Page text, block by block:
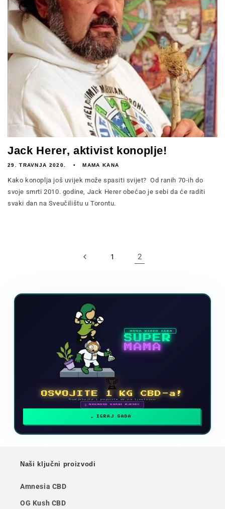
Jack Herer, aktivist konoplje!
29. TRAVNJA 2020. MAMA KANA
Kako konoplja još uvijek može spasiti svijet? Od ranih 70-ih do
svoje smrti 2010. godine, Jack Herer obećao je sebi da će raditi
svaki dan na Sveučilištu u Torontu.
1 2
NOVA VIDEO IGRA
SUPER
MAMA
🏆
OSVOJITE 1 KG CBD-a!
Sudjelujte i popnite se na ljestvicu
🗓 NAGRADE SVAKI MJESEC
IGRAJ SADA
Naši ključni proizvodi
Amnesia CBD
OG Kush CBD